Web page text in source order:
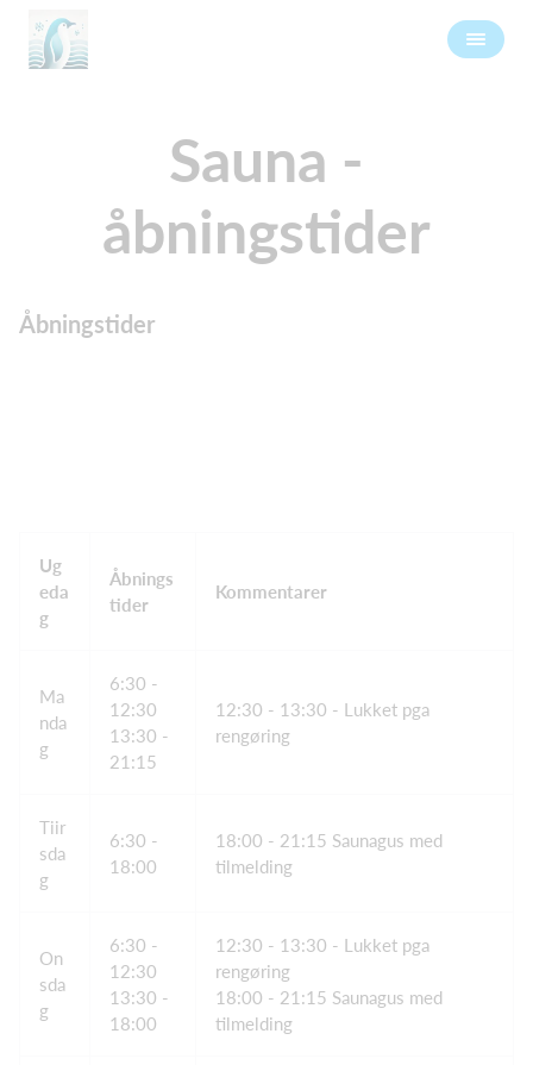
Sauna -
åbningstider
Åbningstider
Ug
eda
g
Åbnings
tider
Kommentarer
Ma
nda
g
6:30 -
12:30
13:30 -
21:15
12:30 - 13:30 - Lukket pga
rengøring
Tiir
sda
g
6:30 -
18:00
18:00 - 21:15 Saunagus med
tilmelding
On
sda
g
6:30 -
12:30
13:30 -
18:00
12:30 - 13:30 - Lukket pga
rengøring
18:00 - 21:15 Saunagus med
tilmelding